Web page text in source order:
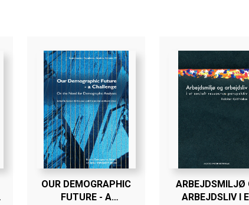
OUR DEMOGRAPHIC
FUTURE - A
ARBEJDSMILJØ
ARBEJDSLIV I